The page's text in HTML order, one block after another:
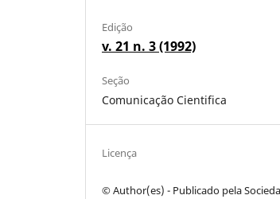
Edição
v. 21 n. 3 (1992)
Seção
Comunicação Cientifica
Licença
© Author(es) - Publicado pela